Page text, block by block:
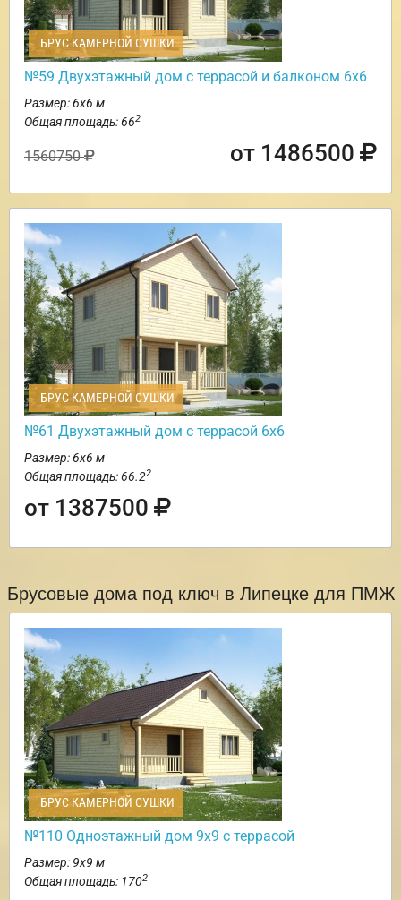
БРУС КАМЕРНОЙ СУШКИ
№59 Двухэтажный дом с террасой и балконом 6х6
Размер: 6х6 м
Общая площадь: 662
1560750 от 1486500
БРУС КАМЕРНОЙ СУШКИ
№61 Двухэтажный дом с террасой 6х6
Размер: 6х6 м
Общая площадь: 66.22
от 1387500
Брусовые дома под ключ в Липецке для ПМЖ
БРУС КАМЕРНОЙ СУШКИ
№110 Одноэтажный дом 9х9 с террасой
Размер: 9х9 м
Общая площадь: 1702